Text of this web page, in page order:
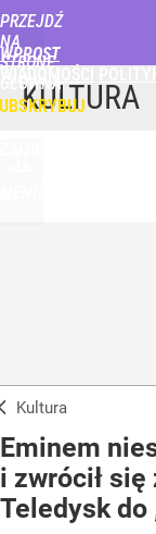
PRZEJDŹ
NA
STRONĘ
GŁÓWNĄ
WPROST
KULTURA
Kultura
Eminem
i zwrócił
Teledysk do